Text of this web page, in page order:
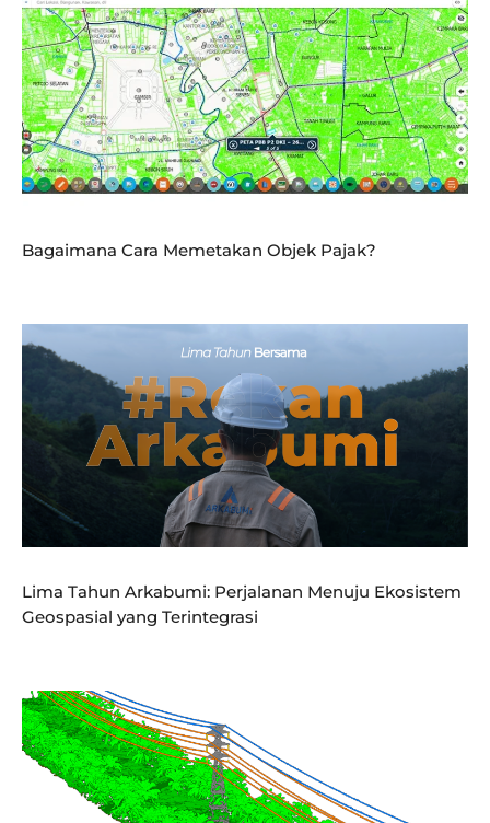
Bagaimana Cara Memetakan Objek Pajak?
Lima Tahun Arkabumi: Perjalanan Menuju Ekosistem
Geospasial yang Terintegrasi